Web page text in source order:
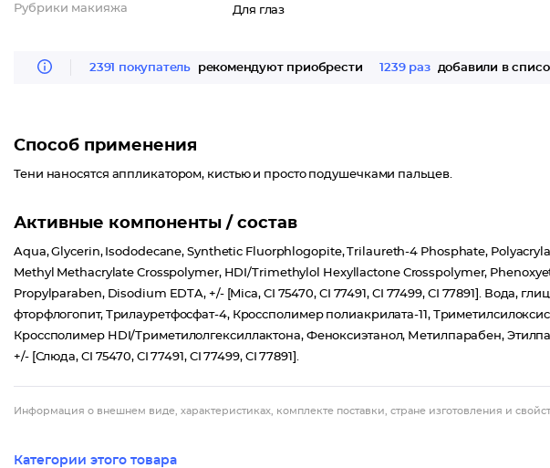
Рубрики макияжа Для глаз
2391 покупатель рекомендуют приобрести 1239 раз добавили в
Способ применения
Тени наносятся аппликатором, кистью и просто подушечками пальцев.
Активные компоненты / состав
Aqua, Glycerin, Isododecane, Synthetic Fluorphlogopite, Trilaureth-4 Phosphate,
Methyl Methacrylate Crosspolymer, HDI/Trimethylol Hexyllactone Crosspolymer,
Propylparaben, Disodium EDTA, +/- [Mica, CI 75470, CI 77491, CI 77499, CI 77891]. Вода,
фторфлогопит, Трилауретфосфат-4, Кроссполимер полиакрилата-11,
Кроссполимер HDI/Триметилолгексиллактона, Феноксиэтанол, Метилпарабен,
+/- [Слюда, CI 75470, CI 77491, CI 77499, CI 77891].
Информация о внешнем виде, характеристиках, комплекте поставки, стране изготовления и
Категории этого товара